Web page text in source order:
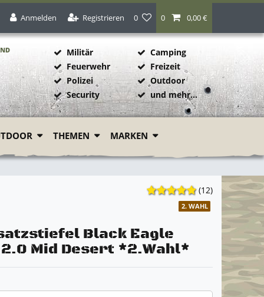
Anmelden Registrieren 0 0 0,00 €
Militär
Feuerwehr
Polizei
Security
Camping
Freizeit
Outdoor
und mehr...
THEMEN MARKEN
(12)
2. WAHL
Black Eagle
Mid Desert *2.Wahl*